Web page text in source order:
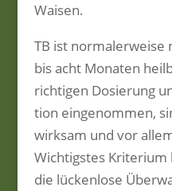
Waisen.
TB ist normalerweise
bis acht Monaten
richtigen Dosierung
tion eingenommen,
wirksam und vor
Wichtigstes Kriterium
die lückenlose